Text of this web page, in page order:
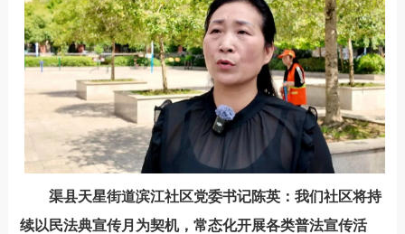
渠县天星街道滨江社区党委书记陈英： 我们社区将持
续以民法典宣传月为契机，常态化开展各类普法宣传活